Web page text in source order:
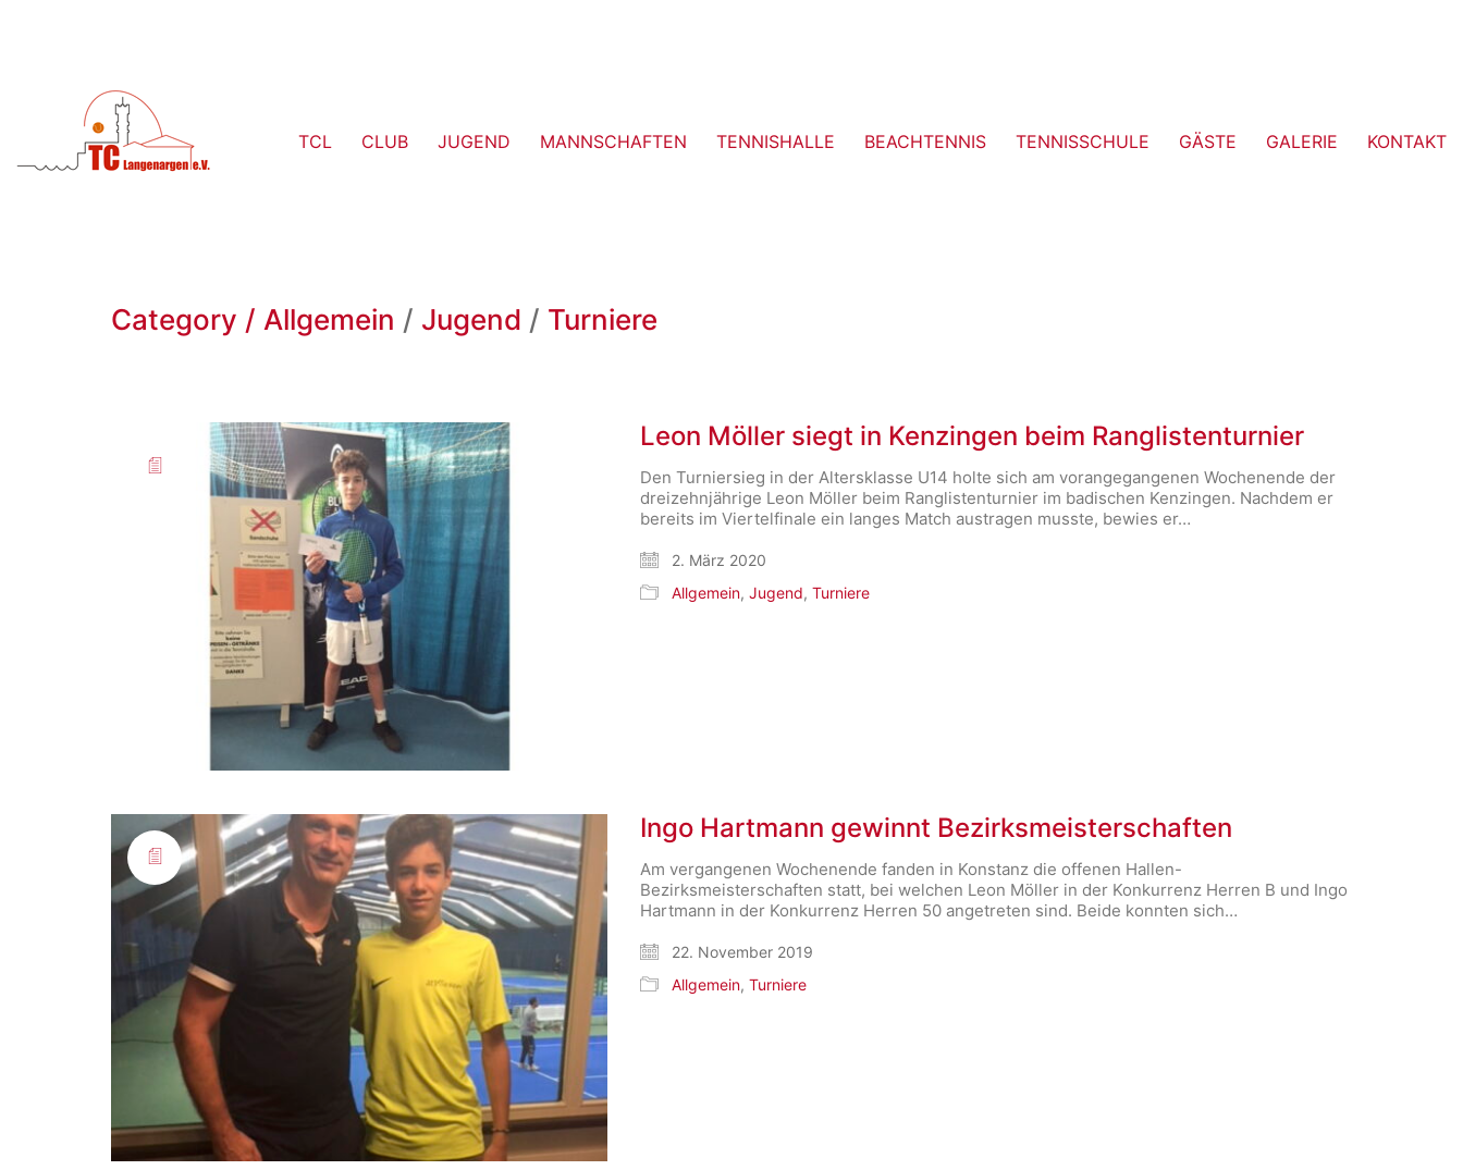
TCL CLUB JUGEND MANNSCHAFTEN TENNISHALLE BEACHTENNIS TENNISSCHULE GÄSTE GALERIE KONTAKT
Category / Allgemein / Jugend / Turniere
Leon Möller siegt in Kenzingen beim Ranglistenturnier
Den Turniersieg in der Altersklasse U14 holte sich am vorangegangenen Wochenende der
dreizehnjährige Leon Möller beim Ranglistenturnier im badischen Kenzingen. Nachdem er
bereits im Viertelfinale ein langes Match austragen musste, bewies er…
2. März 2020
Allgemein, Jugend, Turniere
Ingo Hartmann gewinnt Bezirksmeisterschaften
Am vergangenen Wochenende fanden in Konstanz die offenen Hallen-
Bezirksmeisterschaften statt, bei welchen Leon Möller in der Konkurrenz Herren B und Ingo
Hartmann in der Konkurrenz Herren 50 angetreten sind. Beide konnten sich…
22. November 2019
Allgemein, Turniere